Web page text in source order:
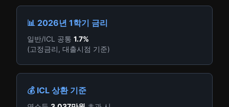
📊 2026년 1학기 금리
일반/ICL 공통 1.7%
(고정금리, 대출시점 기준)
💰 ICL 상환 기준